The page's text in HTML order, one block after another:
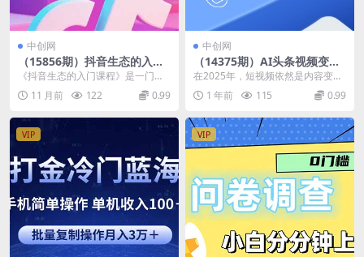
中创网
（15856期）抖音生态的入门
课程：流量变现全攻略，16种
盈利方式，标签体系精准定位
《抖音生态的入门课程》是一门系
统解析抖音生态的入门课程，涵盖
从算法机制到商业变现...
11 月前 122 0.99
中创网
（14375期）AI头条视频变
现：AI原创搬运玩法，无需剪
辑，多平台发布，单号日入30
-300
在2025年，短视频依然是内容变现
的黄金赛道，而AI技术的成熟让创
作变得更简单、...
1 年前 115 0.99
VIP VIP